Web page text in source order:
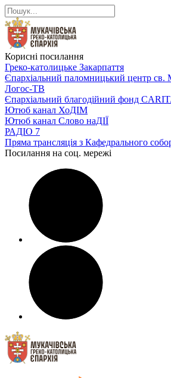
Корисні посилання
Греко-католицьке Закарпаття
Єпархіальний паломницький центр св.
Логос-ТВ
Єпархіальний благодійний фонд
Ютюб канал ХоДІМ
Ютюб канал Слово наДІЇ
РАДІО 7
Пряма трансляція з Кафедрального
Посилання на соц. мережі